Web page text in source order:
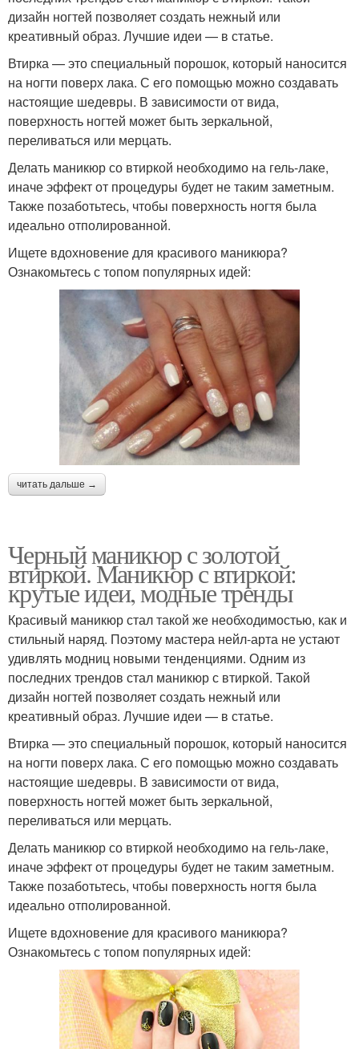
дизайн ногтей позволяет создать нежный или
креативный образ. Лучшие идеи — в статье.
Втирка — это специальный порошок, который наносится
на ногти поверх лака. С его помощью можно создавать
настоящие шедевры. В зависимости от вида,
поверхность ногтей может быть зеркальной,
переливаться или мерцать.
Делать маникюр со втиркой необходимо на гель-лаке,
иначе эффект от процедуры будет не таким заметным.
Также позаботьтесь, чтобы поверхность ногтя была
идеально отполированной.
Ищете вдохновение для красивого маникюра?
Ознакомьтесь с топом популярных идей:
читать дальше →
Черный маникюр с золотой
втиркой. Маникюр с втиркой:
крутые идеи, модные тренды
Красивый маникюр стал такой же необходимостью, как и
стильный наряд. Поэтому мастера нейл-арта не устают
удивлять модниц новыми тенденциями. Одним из
последних трендов стал маникюр с втиркой. Такой
дизайн ногтей позволяет создать нежный или
креативный образ. Лучшие идеи — в статье.
Втирка — это специальный порошок, который наносится
на ногти поверх лака. С его помощью можно создавать
настоящие шедевры. В зависимости от вида,
поверхность ногтей может быть зеркальной,
переливаться или мерцать.
Делать маникюр со втиркой необходимо на гель-лаке,
иначе эффект от процедуры будет не таким заметным.
Также позаботьтесь, чтобы поверхность ногтя была
идеально отполированной.
Ищете вдохновение для красивого маникюра?
Ознакомьтесь с топом популярных идей: